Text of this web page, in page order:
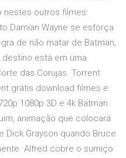
nestes outros filmes:
Damian Wayne se esforça
de não matar de Batman,
está em uma
das Corujas. Torrent
grátis download filmes e
1080p 3D e 4k Batman:
animação que colocará
Dick Grayson quando Bruce
Alfred cobre o sumiço